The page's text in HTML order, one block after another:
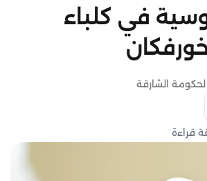
في كلباء
الشارقة
قراءة